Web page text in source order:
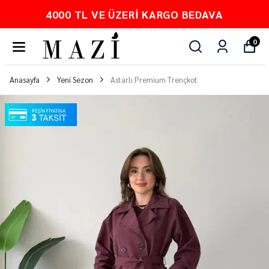
PEŞİN FİYATINA 3 TAKSİT
0
Anasayfa Yeni Sezon Astarlı Premium Trençkot